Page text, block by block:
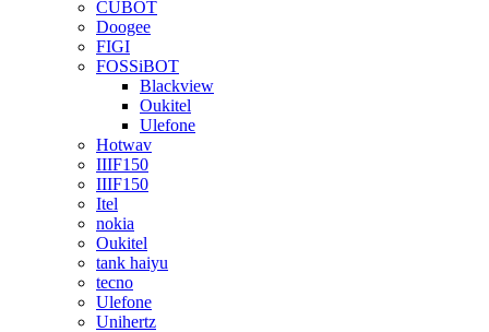
CUBOT
Doogee
FIGI
FOSSiBOT
Blackview
Oukitel
Ulefone
Hotwav
IIIF150
IIIF150
Itel
nokia
Oukitel
tank haiyu
tecno
Ulefone
Unihertz